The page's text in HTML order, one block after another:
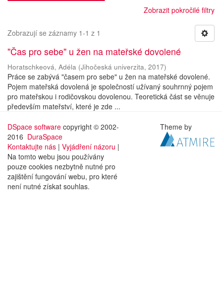
Zobrazit pokročilé filtry
Zobrazují se záznamy 1-1 z 1
"Čas pro sebe" u žen na mateřské dovolené
Horatschkeová, Adéla (Jihočeská univerzita, 2017)
Práce se zabývá "časem pro sebe" u žen na mateřské dovolené.
Pojem mateřská dovolená je společností užívaný souhrnný pojem
pro mateřskou i rodičovskou dovolenou. Teoretická část se věnuje
především mateřství, které je zde ...
DSpace software copyright © 2002-
2016 DuraSpace
Kontaktujte nás | Vyjádření názoru |
Na tomto webu jsou používány
pouze cookies nezbytně nutné pro
zajištění fungování webu, pro které
není nutné získat souhlas.
Theme by